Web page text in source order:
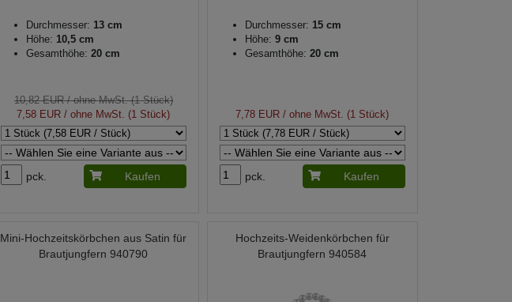
Durchmesser: 13 cm
Höhe: 10,5 cm
Gesamthöhe: 20 cm
10,82 EUR/ ohne MwSt. (1 Stück)
7,58 EUR / ohne MwSt. (1 Stück)
pck. Kaufen
Durchmesser: 15 cm
Höhe: 9 cm
Gesamthöhe: 20 cm
7,78 EUR / ohne MwSt. (1 Stück)
pck. Kaufen
Mini-Hochzeitskörbchen aus Satin für
Brautjungfern 940790
Hochzeits-Weidenkörbchen für
Brautjungfern 940584